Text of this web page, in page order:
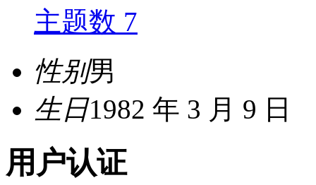
主题数 7
性别男
生日1982 年 3 月 9 日
用户认证